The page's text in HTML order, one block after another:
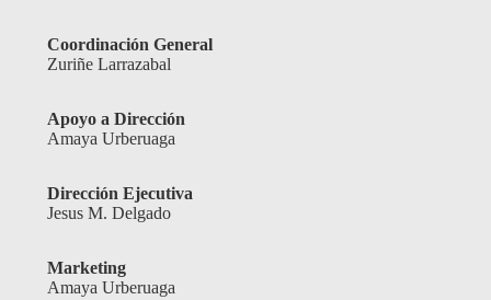
Coordinación General
Zuriñe Larrazabal
Apoyo a Dirección
Amaya Urberuaga
Dirección Ejecutiva
Jesus M. Delgado
Marketing
Amaya Urberuaga